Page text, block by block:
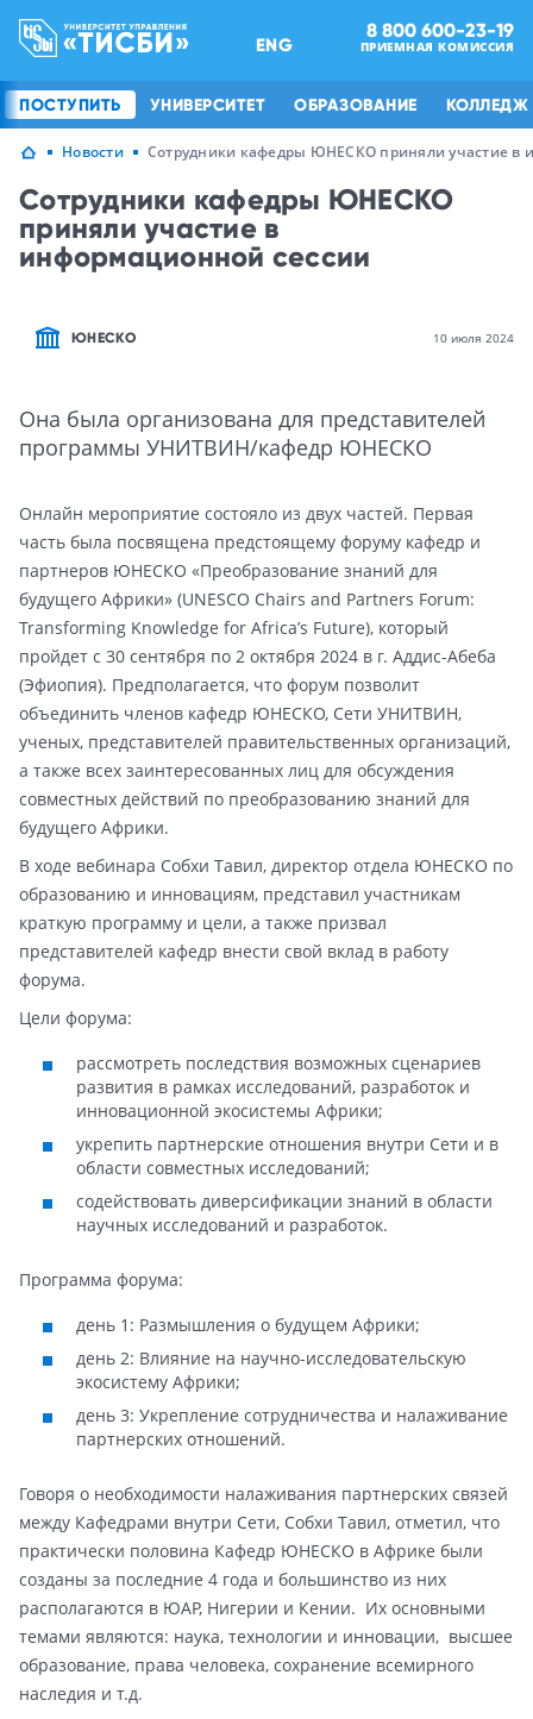
ENG
8 800 600-23-19
ПРИЕМНАЯ КОМИССИЯ
ПОСТУПИТЬ УНИВЕРСИТЕТ ОБРАЗОВАНИЕ КОЛЛЕДЖ
Новости Сотрудники кафедры ЮНЕСКО приняли участие в
Сотрудники кафедры ЮНЕСКО
приняли участие в
информационной сессии
ЮНЕСКО 10 июля 2024
Она была организована для представителей
программы УНИТВИН/кафедр ЮНЕСКО
Онлайн мероприятие состояло из двух частей. Первая
часть была посвящена предстоящему форуму кафедр и
партнеров ЮНЕСКО «Преобразование знаний для
будущего Африки» (UNESCO Chairs and Partners Forum:
Transforming Knowledge for Africa’s Future), который
пройдет с 30 сентября по 2 октября 2024 в г. Аддис-Абеба
(Эфиопия). Предполагается, что форум позволит
объединить членов кафедр ЮНЕСКО, Сети УНИТВИН,
ученых, представителей правительственных организаций,
а также всех заинтересованных лиц для обсуждения
совместных действий по преобразованию знаний для
будущего Африки.
В ходе вебинара Собхи Тавил, директор отдела ЮНЕСКО по
образованию и инновациям, представил участникам
краткую программу и цели, а также призвал
представителей кафедр внести свой вклад в работу
форума.
Цели форума:
рассмотреть последствия возможных сценариев
развития в рамках исследований, разработок и
инновационной экосистемы Африки;
укрепить партнерские отношения внутри Сети и в
области совместных исследований;
содействовать диверсификации знаний в области
научных исследований и разработок.
Программа форума:
день 1: Размышления о будущем Африки;
день 2: Влияние на научно-исследовательскую
экосистему Африки;
день 3: Укрепление сотрудничества и налаживание
партнерских отношений.
Говоря о необходимости налаживания партнерских связей
между Кафедрами внутри Сети, Собхи Тавил, отметил, что
практически половина Кафедр ЮНЕСКО в Африке были
созданы за последние 4 года и большинство из них
располагаются в ЮАР, Нигерии и Кении. Их основными
темами являются: наука, технологии и инновации, высшее
образование, права человека, сохранение всемирного
наследия и т.д.